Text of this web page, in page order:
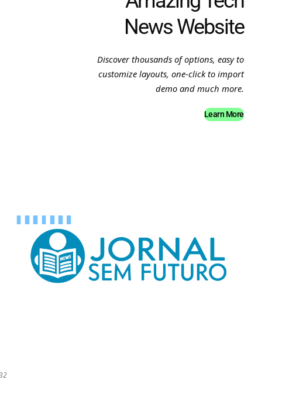
News Website
Discover thousands of options, easy to
customize layouts, one-click to import
demo and much more.
Learn More